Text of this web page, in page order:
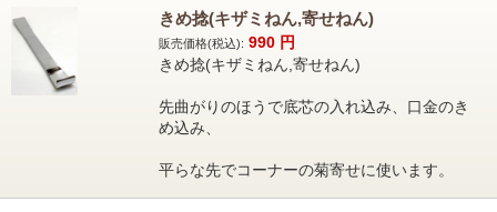
きめ捻(キザミねん,寄せねん)
販売価格(税込): 990 円
きめ捻(キザミねん,寄せねん)
先曲がりのほうで底芯の入れ込み、口金のき
め込み、
平らな先でコーナーの菊寄せに使います。